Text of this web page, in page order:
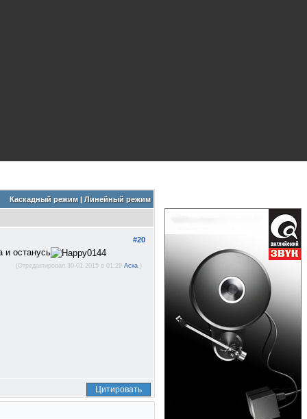
Каскадный режим| Линейный режим
#20
и останусь
(Отредактировал 30-01-2015 в 01:29 Аска .)
Цитировать